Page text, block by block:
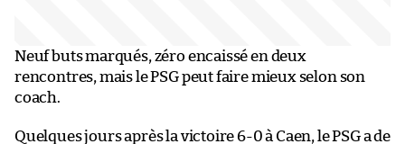
Neuf buts marqués, zéro encaissé en deux
rencontres, mais le PSG peut faire mieux selon son
coach.
Quelques jours après la victoire 6-0 à Caen, le PSG a de